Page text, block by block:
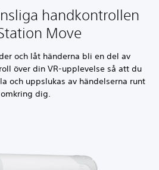
handkontrollen
Move
och låt händerna bli en del av
över din VR-upplevelse så att du
och uppslukas av händelserna runt
omkring dig.